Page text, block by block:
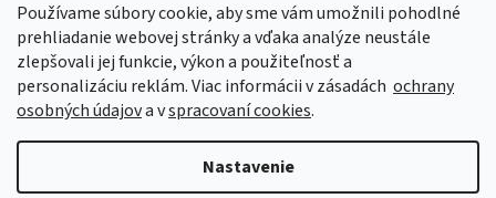
Používame súbory cookie, aby sme vám umožnili pohodlné
prehliadanie webovej stránky a vďaka analýze neustále
zlepšovali jej funkcie, výkon a použiteľnosť a
personalizáciu reklám. Viac informácii v zásadách ochrany
osobných údajova vspracovaní cookies.
Nastavenie